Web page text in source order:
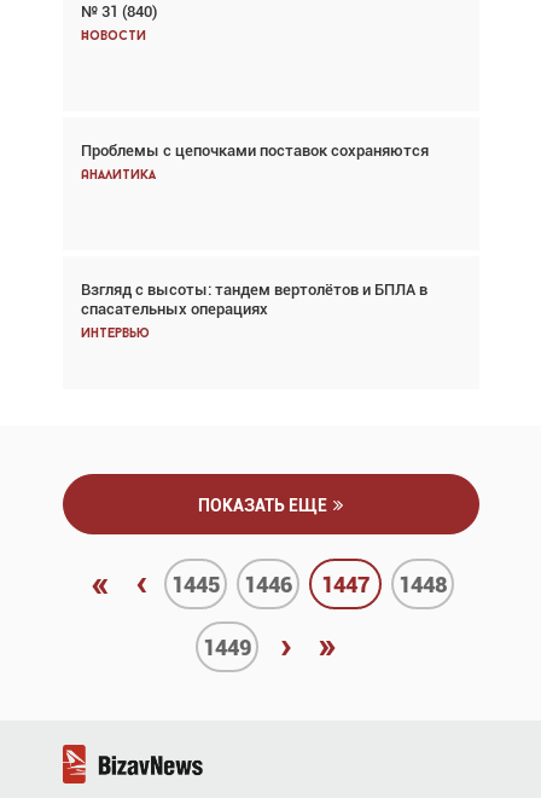
№ 31 (840)
Новости
Проблемы с цепочками поставок сохраняются
Аналитика
Взгляд с высоты: тандем вертолётов и БПЛА в
спасательных операциях
Интервью
Авиационный фотограф Дэйв Кох: «Фотография
говорит сама за себя... а ИИ всё портит»
Впервые с 2024 года глобальный трафик
снижается три недели подряд
Частный самолёт – это актив. Подходите к
покупке соответствующим образом
Интервью
ПОКАЗАТЬ ЕЩЕ
« ‹ 1445 1446 1447 1448
1449 › »